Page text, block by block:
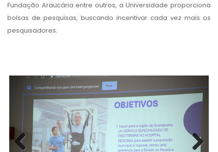
Fundação Araucária entre outros, a Universidade proporciona
bolsas de pesquisas, buscando incentivar cada vez mais os
pesquisadores.